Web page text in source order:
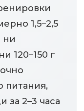
1,5–2,5
ни
120–150 г
питания,
за 2–3 часа